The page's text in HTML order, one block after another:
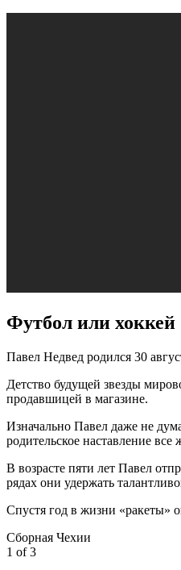
Футбол или хоккей
Павел Недвед родился 30
Детство будущей звезды
продавшицей в магазине.
Изначально Павел даже не
родительское наставление
В возрасте пяти лет Павел
рядах они удержать
Спустя год в жизни «ракеты»
Сборная Чехии
1 of 3